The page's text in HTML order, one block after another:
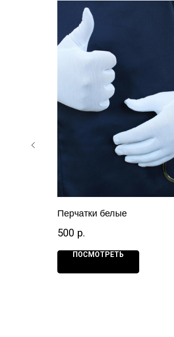
Перчатки белые
500 р.
ПОСМОТРЕТЬ